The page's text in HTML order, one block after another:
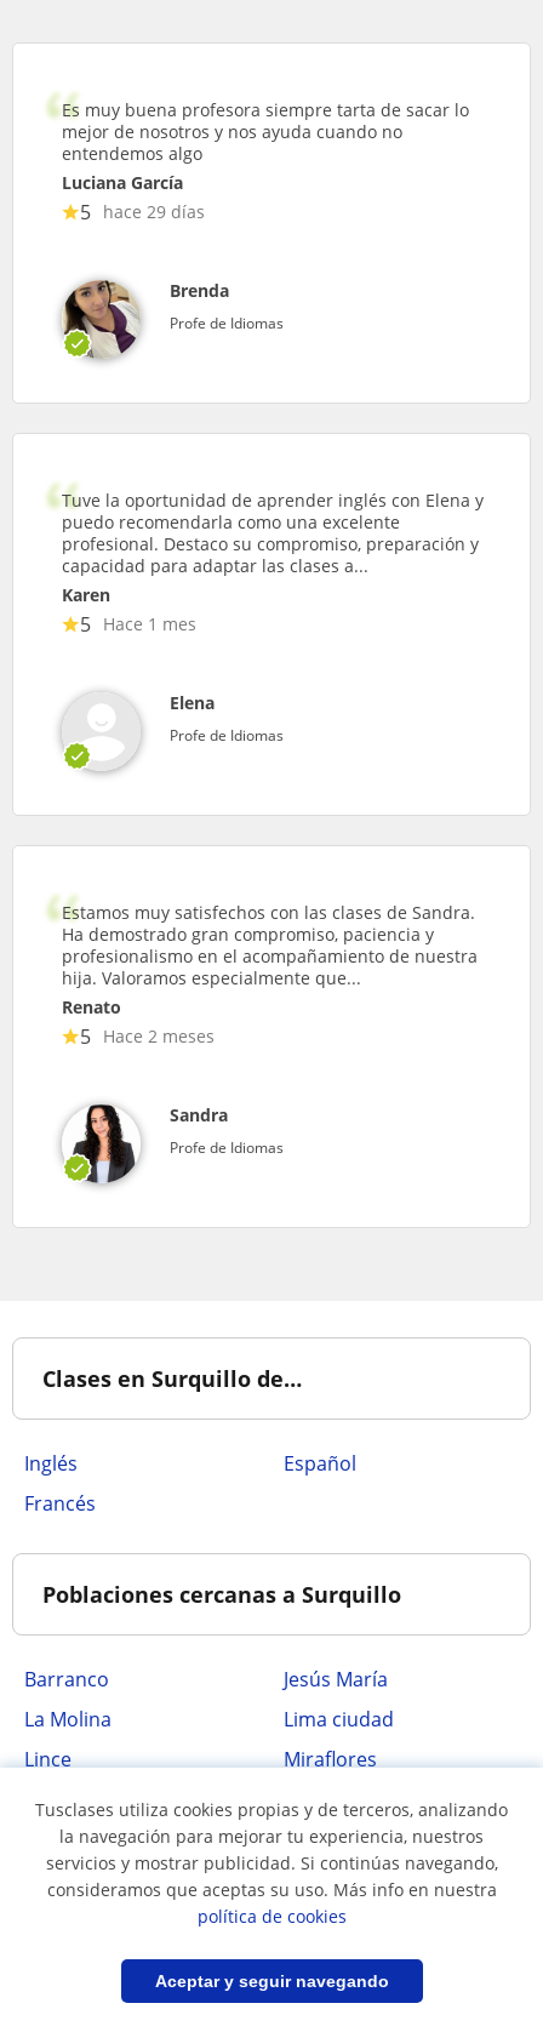
Guardar búsqueda
Es muy buena profesora siempre tarta de sacar lo
mejor de nosotros y nos ayuda cuando no
entendemos algo
Luciana García
5 hace 29 días
Brenda
Profe de Idiomas
Tuve la oportunidad de aprender inglés con Elena y
puedo recomendarla como una excelente
profesional. Destaco su compromiso, preparación y
capacidad para adaptar las clases a...
Karen
5 Hace 1 mes
Elena
Profe de Idiomas
Estamos muy satisfechos con las clases de Sandra.
Ha demostrado gran compromiso, paciencia y
profesionalismo en el acompañamiento de nuestra
hija. Valoramos especialmente que...
Renato
5 Hace 2 meses
Sandra
Profe de Idiomas
Clases en Surquillo de…
Inglés
Español
Francés
Poblaciones cercanas a Surquillo
Barranco
Jesús María
La Molina
Lima ciudad
Lince
Miraflores
San Borja
San Isidro
San Juan De Miraflores
Santiago De Surco
Tusclases utiliza cookies propias y de terceros, analizando
la navegación para mejorar tu experiencia, nuestros
servicios y mostrar publicidad. Si continúas navegando,
consideramos que aceptas su uso. Más info en nuestra
política de cookies
Aceptar y seguir navegando